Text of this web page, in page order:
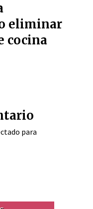
eliminar
cocina
para